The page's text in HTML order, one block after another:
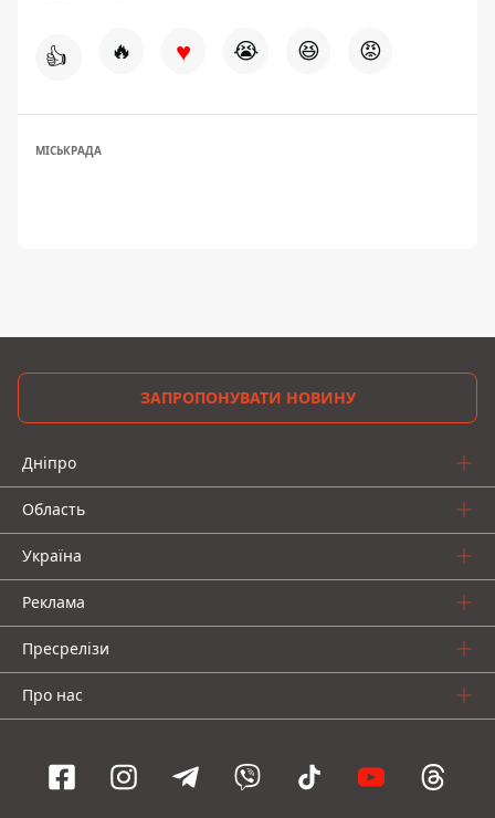
👍 🔥 ♥ 😭 😆 😡
МІСЬКРАДА
ЗАПРОПОНУВАТИ НОВИНУ
Дніпро
Область
Україна
Реклама
Пресрелізи
Про нас